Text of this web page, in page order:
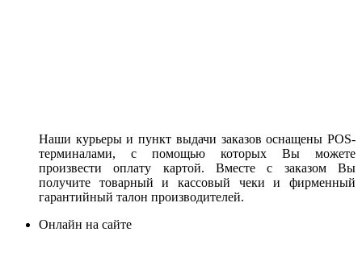
Наши курьеры и пункт выдачи заказов оснащены POS-
терминалами, с помощью которых Вы можете
произвести оплату картой. Вместе с заказом Вы
получите товарный и кассовый чеки и фирменный
гарантийный талон производителей.
Онлайн на сайте